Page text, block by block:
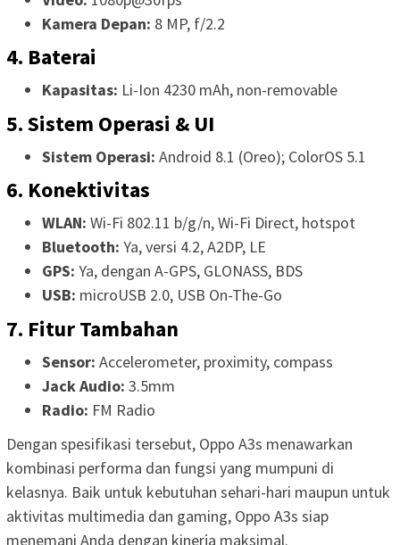
Kamera Depan: 8 MP, f/2.2
4. Baterai
Kapasitas: Li-Ion 4230 mAh, non-removable
5. Sistem Operasi & UI
Sistem Operasi: Android 8.1 (Oreo); ColorOS 5.1
6. Konektivitas
WLAN: Wi-Fi 802.11 b/g/n, Wi-Fi Direct, hotspot
Bluetooth: Ya, versi 4.2, A2DP, LE
GPS: Ya, dengan A-GPS, GLONASS, BDS
USB: microUSB 2.0, USB On-The-Go
7. Fitur Tambahan
Sensor: Accelerometer, proximity, compass
Jack Audio: 3.5mm
Radio: FM Radio
Dengan spesifikasi tersebut, Oppo A3s menawarkan
kombinasi performa dan fungsi yang mumpuni di
kelasnya. Baik untuk kebutuhan sehari-hari maupun untuk
aktivitas multimedia dan gaming, Oppo A3s siap
menemani Anda dengan kinerja maksimal.